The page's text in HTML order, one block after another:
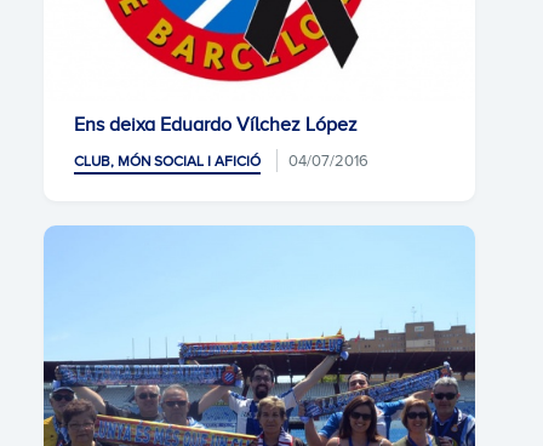
Ens deixa Eduardo Vílchez López
CLUB, MÓN SOCIAL I AFICIÓ 04/07/2016